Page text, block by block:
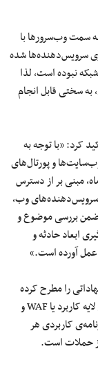
وب‌سرورهابا
سرویس‌دهنده‌ها شده
نبوده است، لذا
بهسختیقابل انجام
کرد: «با توجهبه
و پورتال‌های
مبنی بر از دسترس
سرویس‌دهنده‌های وب،
ضمن بررسی موضوع و
ابعادحادثهو
عملآورده است.»
را مطرح کرده
آتش اختصاصی لایه کاربرد یا WAF و
کاربردی هر
حملات است.